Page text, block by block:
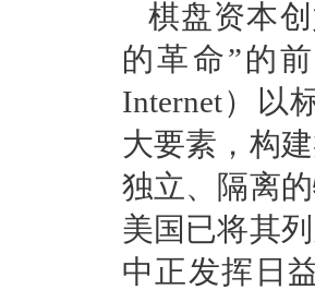
棋盘资本
的革命”的
Internet）以
大要素，构
独立、隔离
美国已将其
中正发挥日